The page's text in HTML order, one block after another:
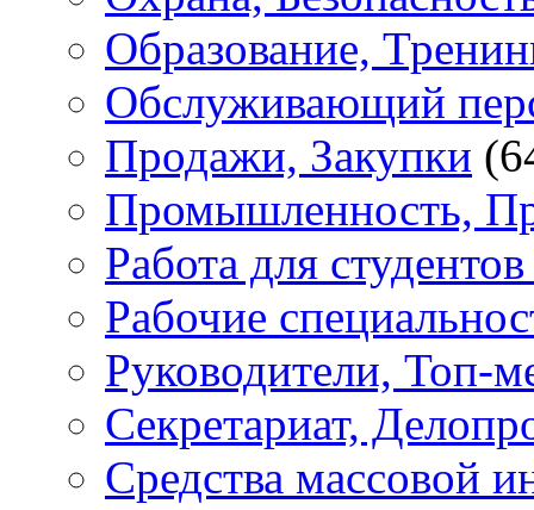
Образование,
Обслуживающий
Продажи, Закупки
Промышленность,
Работа для
Рабочие
Руководители, Топ-
Секретариат,
Средства массовой